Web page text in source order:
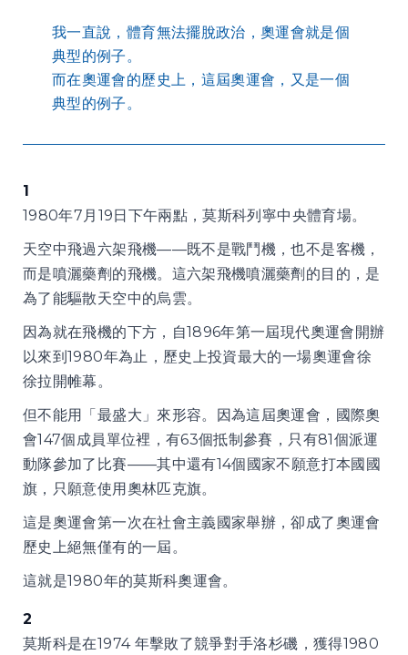
我一直說，體育無法擺脫政治，奧運會就是個
典型的例子。
而在奧運會的歷史上，這屆奧運會，又是一個
典型的例子。
1
1980年7月19日下午兩點，莫斯科列寧中央體育場。
天空中飛過六架飛機——既不是戰鬥機，也不是客機，
而是噴灑藥劑的飛機。這六架飛機噴灑藥劑的目的，是
為了能驅散天空中的烏雲。
因為就在飛機的下方，自1896年第一屆現代奧運會開辦
以來到1980年為止，歷史上投資最大的一場奧運會徐
徐拉開帷幕。
但不能用「最盛大」來形容。因為這屆奧運會，國際奧
會147個成員單位裡，有63個抵制參賽，只有81個派運
動隊參加了比賽——其中還有14個國家不願意打本國國
旗，只願意使用奧林匹克旗。
這是奧運會第一次在社會主義國家舉辦，卻成了奧運會
歷史上絕無僅有的一屆。
這就是1980年的莫斯科奧運會。
2
莫斯科是在1974 年擊敗了競爭對手洛杉磯，獲得1980